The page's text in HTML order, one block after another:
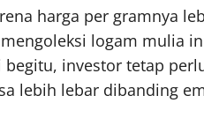
harga per gramnya
logam mulia
investor tetap
lebih lebar dibanding